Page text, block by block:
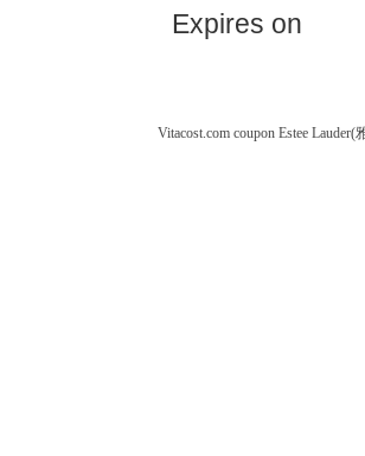
Expires on
Vitacost.com coupon Estee Lauder(